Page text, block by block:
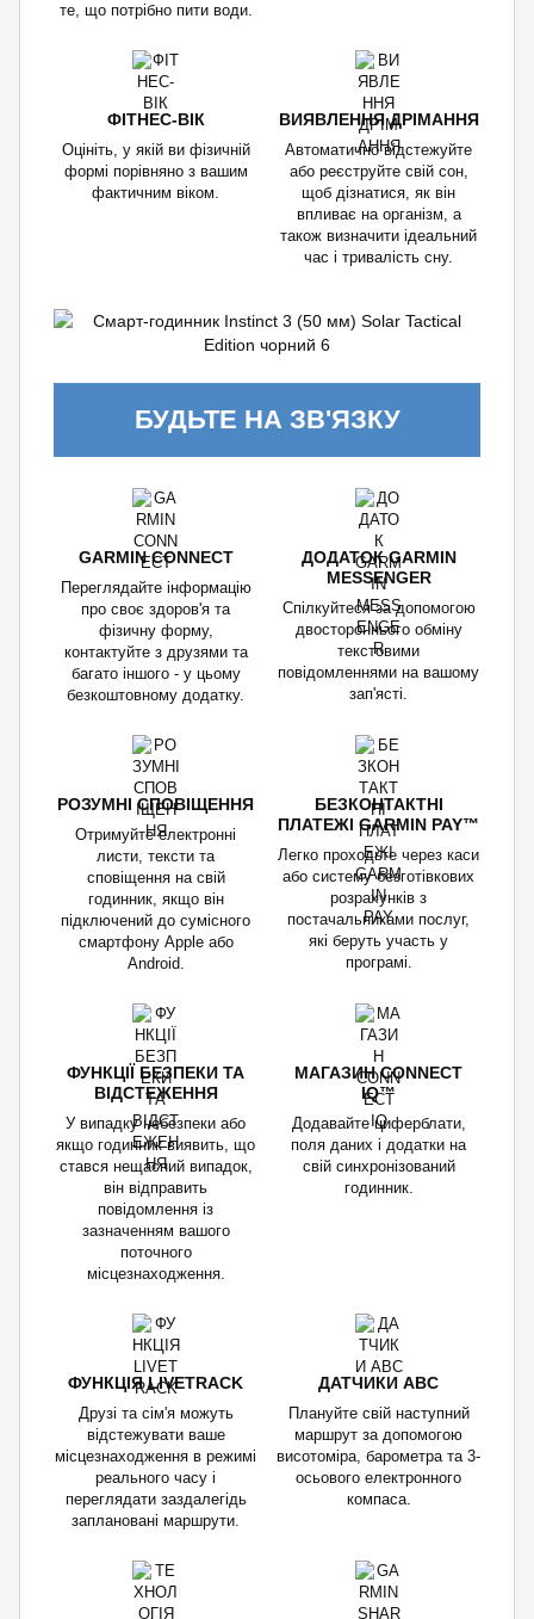
те, що потрібно пити води.
ФІТНЕС-ВІК
Оцініть, у якій ви фізичній
формі порівняно з вашим
фактичним віком.
ВИЯВЛЕННЯ ДРІМАННЯ
Автоматично відстежуйте
або реєструйте свій сон,
щоб дізнатися, як він
впливає на організм, а
також визначити ідеальний
час і тривалість сну.
БУДЬТЕ НА ЗВ'ЯЗКУ
GARMIN CONNECT
Переглядайте інформацію
про своє здоров'я та
фізичну форму,
контактуйте з друзями та
багато іншого - у цьому
безкоштовному додатку.
ДОДАТОК GARMIN
MESSENGER
Спілкуйтеся за допомогою
двостороннього обміну
текстовими
повідомленнями на вашому
зап'ясті.
РОЗУМНІ СПОВІЩЕННЯ
Отримуйте електронні
листи, тексти та
сповіщення на свій
годинник, якщо він
підключений до сумісного
смартфону Apple або
Android.
БЕЗКОНТАКТНІ
ПЛАТЕЖІ GARMIN PAY™
Легко проходьте через каси
або систему безготівкових
розрахунків з
постачальниками послуг,
які беруть участь у
програмі.
ФУНКЦІЇ БЕЗПЕКИ ТА
ВІДСТЕЖЕННЯ
У випадку небезпеки або
якщо годинник виявить, що
стався нещасний випадок,
він відправить
повідомлення із
зазначенням вашого
поточного
місцезнаходження.
МАГАЗИН CONNECT
IQ™
Додавайте циферблати,
поля даних і додатки на
свій синхронізований
годинник.
ФУНКЦІЯ LIVETRACK
Друзі та сім'я можуть
відстежувати ваше
місцезнаходження в режимі
реального часу і
переглядати заздалегідь
заплановані маршрути.
ДАТЧИКИ ABC
Плануйте свій наступний
маршрут за допомогою
висотоміра, барометра та 3-
осьового електронного
компаса.